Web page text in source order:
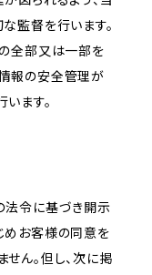
監督を行います。
の全部又は一部を
報の安全管理が
ます。
法令に基づき開示
めお客様の同意を
ん。但し、次に掲